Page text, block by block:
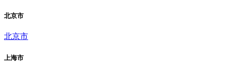
北京市
北京市
上海市